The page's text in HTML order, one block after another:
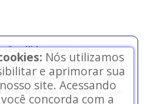
são válidos apenas para
Física. | As fotos contidas
ilustrativas. | *Preços e
no decorrer do dia.
Nós utilizamos
e aprimorar sua
site. Acessando
concorda com a